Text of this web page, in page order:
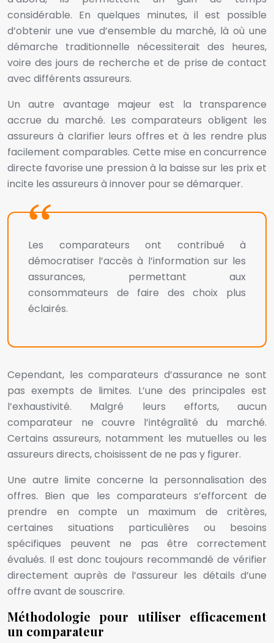
considérable. En quelques minutes, il est possible
d’obtenir une vue d’ensemble du marché, là où une
démarche traditionnelle nécessiterait des heures,
voire des jours de recherche et de prise de contact
avec différents assureurs.
Un autre avantage majeur est la transparence
accrue du marché. Les comparateurs obligent les
assureurs à clarifier leurs offres et à les rendre plus
facilement comparables. Cette mise en concurrence
directe favorise une pression à la baisse sur les prix et
incite les assureurs à innover pour se démarquer.
Les comparateurs ont contribué à
démocratiser l’accès à l’information sur les
assurances, permettant aux
consommateurs de faire des choix plus
éclairés.
Cependant, les comparateurs d’assurance ne sont
pas exempts de limites. L’une des principales est
l’exhaustivité. Malgré leurs efforts, aucun
comparateur ne couvre l’intégralité du marché.
Certains assureurs, notamment les mutuelles ou les
assureurs directs, choisissent de ne pas y figurer.
Une autre limite concerne la personnalisation des
offres. Bien que les comparateurs s’efforcent de
prendre en compte un maximum de critères,
certaines situations particulières ou besoins
spécifiques peuvent ne pas être correctement
évalués. Il est donc toujours recommandé de vérifier
directement auprès de l’assureur les détails d’une
offre avant de souscrire.
Méthodologie pour utiliser efficacement
un comparateur